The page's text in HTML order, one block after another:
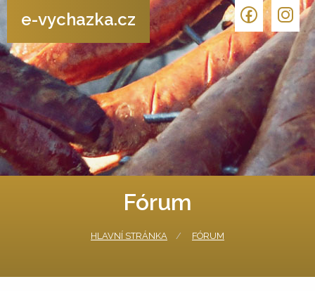
e-vychazka.cz
Fórum
HLAVNÍ STRÁNKA FÓRUM